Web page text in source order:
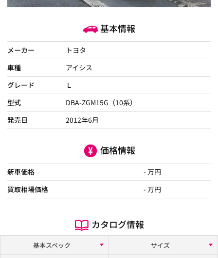
基本情報
メーカー
トヨタ
車種
アイシス
グレード
Ｌ
型式
DBA-ZGM15G（10系）
発売日
2012年6月
価格情報
新車価格
- 万円
買取相場価格
- 万円
カタログ情報
基本スペック
サイズ